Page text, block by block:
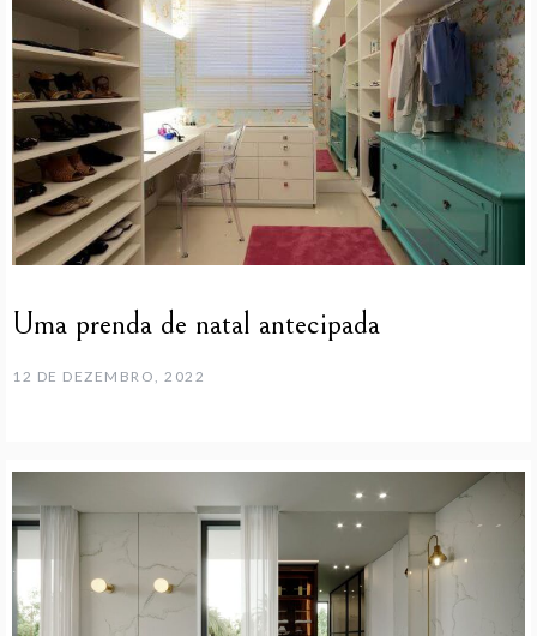
Uma prenda de natal antecipada
12 DE DEZEMBRO, 2022